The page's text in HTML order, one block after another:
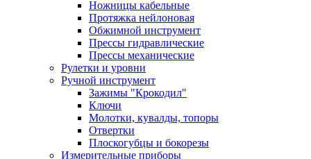
Ножницы кабельные
Протяжка нейлоновая
Обжимной инструмент
Прессы гидравлические
Прессы механические
Рулетки и уровни
Ручной инструмент
Зажимы "Крокодил"
Ключи
Молотки, кувалды, топоры
Отвертки
Плоскогубцы и бокорезы
Измерительные приборы